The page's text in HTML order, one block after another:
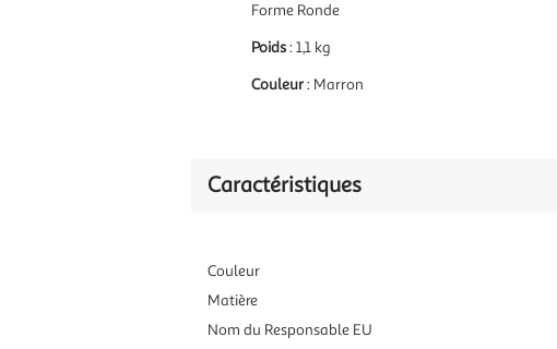
Forme Ronde
Poids: 1,1 kg
Couleur: Marron
Caractéristiques
Couleur
Matière
Nom du Responsable EU